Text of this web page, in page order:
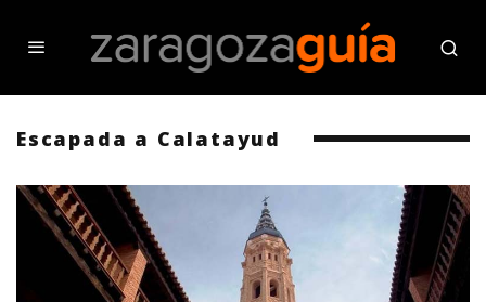
Escapada a Calatayud